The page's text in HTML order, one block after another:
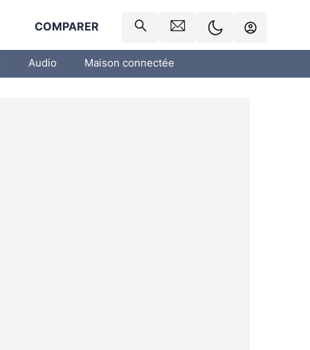
COMPARER
Audio Maison connectée